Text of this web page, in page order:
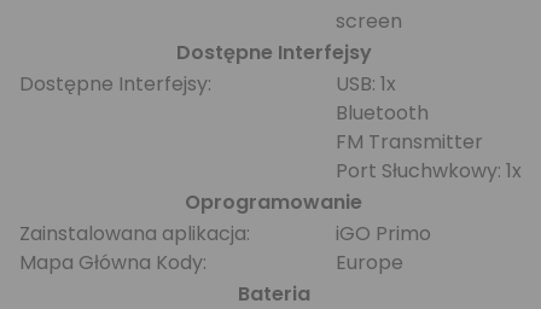
screen
Dostępne Interfejsy
Dostępne Interfejsy:
USB: 1x
Bluetooth
FM Transmitter
Port Słuchwkowy: 1x
Oprogramowanie
Zainstalowana aplikacja:
iGO Primo
Mapa Główna Kody:
Europe
Bateria